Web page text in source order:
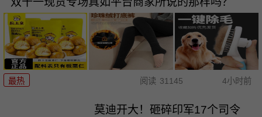
最热 阅读 31145 4小时前
莫迪开大！砸碎印军17个司令